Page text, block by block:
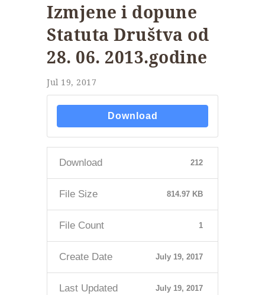
Izmjene i dopune
Statuta Društva od
28. 06. 2013.godine
Jul 19, 2017
Download
Download 212
File Size 814.97 KB
File Count 1
Create Date July 19, 2017
Last Updated July 19, 2017